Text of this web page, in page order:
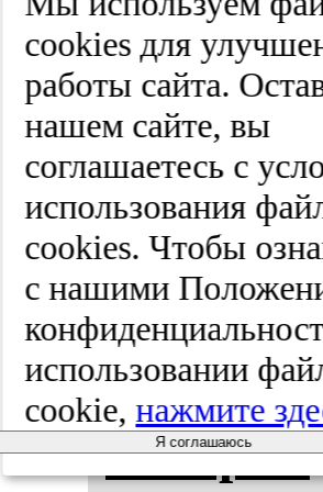
ющие
ноз у
ных
ма­лым
амет­ром
cооkies для
работы сайта.
нашем сайте, вы
соглашаетесь с
использования
cооkies. Чтобы
с нашими
использовании
cookie,нажмите
Я соглашаюсь